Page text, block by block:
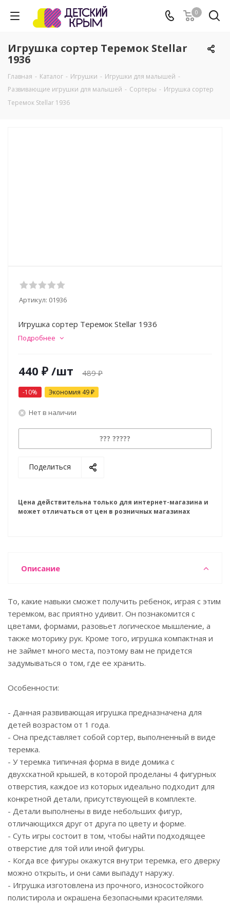
0
Игрушка сортер Теремок Stellar
1936
Главная - Каталог - Игрушки - Игрушки для малышей -
Развивающие игрушки для малышей - Сортеры - Игрушка сортер
Теремок Stellar 1936
Артикул: 01936
Игрушка сортер Теремок Stellar 1936
Подробнее
440 ₽ /шт 489₽
-10% Экономия 49₽
Нет в наличии
??? ?????
Поделиться
Цена действительна только для интернет-магазина и
может отличаться от цен в розничных магазинах
Описание
То, какие навыки сможет получить ребенок, играя с этим
теремком, вас приятно удивит. Он познакомится с
цветами, формами, разовьет логическое мышление, а
также моторику рук. Кроме того, игрушка компактная и
не займет много места, поэтому вам не придется
задумываться о том, где ее хранить.
Особенности:
- Данная развивающая игрушка предназначена для
детей возрастом от 1 года.
- Она представляет собой сортер, выполненный в виде
теремка.
- У теремка типичная форма в виде домика с
двухскатной крышей, в которой проделаны 4 фигурных
отверстия, каждое из которых идеально подходит для
конкретной детали, присутствующей в комплекте.
- Детали выполнены в виде небольших фигур,
отличающихся друг от друга по цвету и форме.
- Суть игры состоит в том, чтобы найти подходящее
отверстие для той или иной фигуры.
- Когда все фигуры окажутся внутри теремка, его дверку
можно открыть, и они сами выпадут наружу.
- Игрушка изготовлена из прочного, износостойкого
полистирола и окрашена безопасными красителями.